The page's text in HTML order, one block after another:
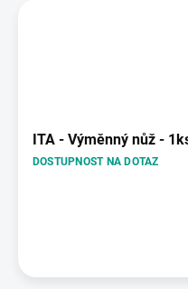
ITA - Výměnný nůž -
DOSTUPNOST NA DOTAZ